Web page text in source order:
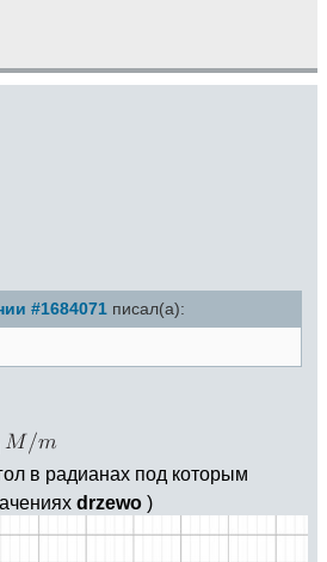
#1684071 писал(а):
в радианах под которым
drzewo )